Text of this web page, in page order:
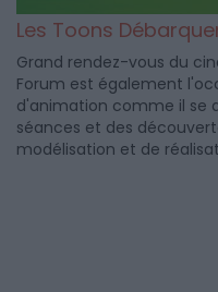
Les Toons
Grand rendez-vous du
Forum est également
d'animation comme il se
séances et des
modélisation et de